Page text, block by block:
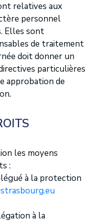
relatives aux
personnel
Elles sont
de traitement
doit donner un
particulières
approbation de
les moyens
:
à la protection
à la